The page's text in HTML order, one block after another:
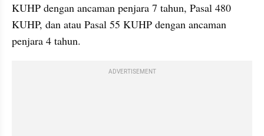
KUHP dengan ancaman penjara 7 tahun, Pasal 480
KUHP, dan atau Pasal 55 KUHP dengan ancaman
penjara 4 tahun.
ADVERTISEMENT